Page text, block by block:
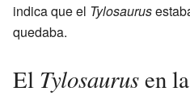
indica que el Tylosaurus
quedaba.
El Tylosaurusen